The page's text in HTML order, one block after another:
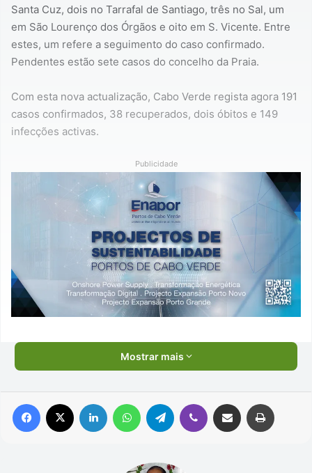
Santa Cuz, dois no Tarrafal de Santiago, três no Sal, um
em São Lourenço dos Órgãos e oito em S. Vicente. Entre
estes, um refere a seguimento do caso confirmado.
Pendentes estão sete casos do concelho da Praia.
Com esta nova actualização, Cabo Verde regista agora 191
casos confirmados, 38 recuperados, dois óbitos e 149
infecções activas.
Publicidade
Mostrar mais
Facebook Linkedin WhatsAppTelegram Viber Compartilhar via e-mail